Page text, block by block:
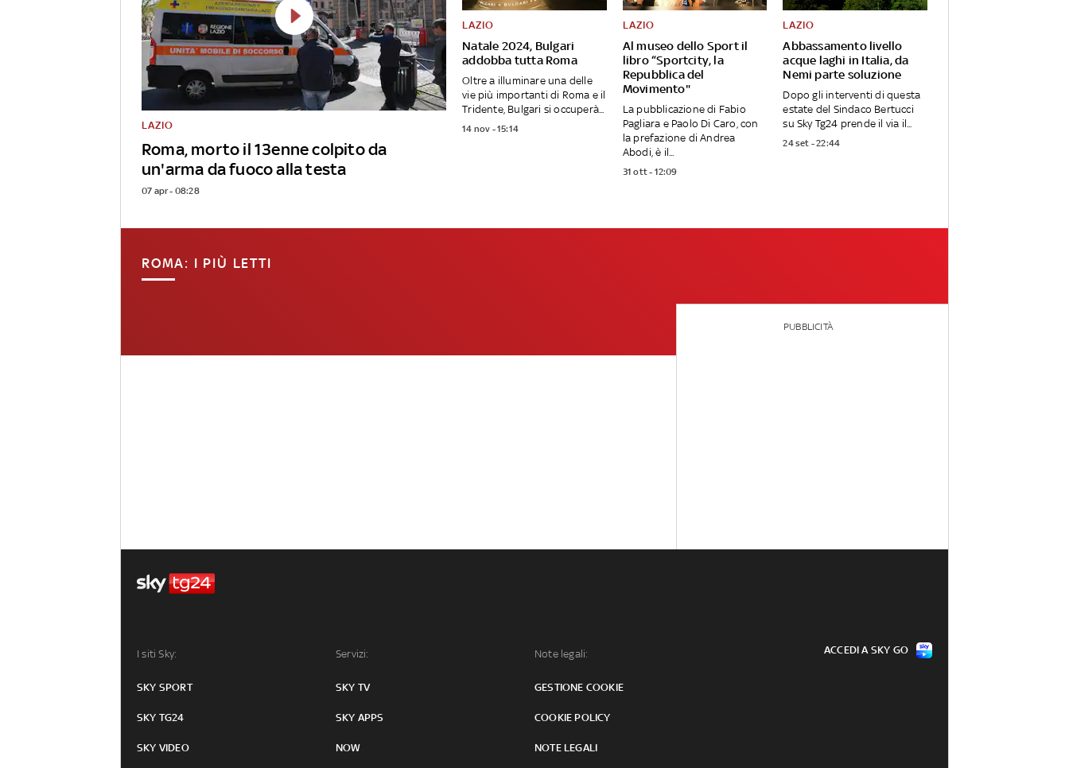
Roma, morto il 13enne colpito da
un'arma da fuoco alla testa
LAZIO
07 apr - 08:28
Natale 2024, Bulgari
addobba tutta Roma
LAZIO
Oltre a illuminare una delle
vie più importanti di Roma e il
Tridente, Bulgari si occuperà...
14 nov - 15:14
Al museo dello Sport il
libro “Sportcity, la
Repubblica del
Movimento"
LAZIO
La pubblicazione di Fabio
Pagliara e Paolo Di Caro, con
la prefazione di Andrea
Abodi, è il...
31 ott - 12:09
Abbassamento livello
acque laghi in Italia, da
Nemi parte soluzione
LAZIO
Dopo gli interventi di questa
estate del Sindaco Bertucci
su Sky Tg24 prende il via il...
24 set - 22:44
ROMA: I PIÙ LETTI
PUBBLICITÀ
I siti Sky:
SKY SPORT
SKY TG24
SKY VIDEO
Servizi:
SKY TV
SKY APPS
NOW
Note legali:
GESTIONE COOKIE
COOKIE POLICY
NOTE LEGALI
ACCEDI A SKY GO